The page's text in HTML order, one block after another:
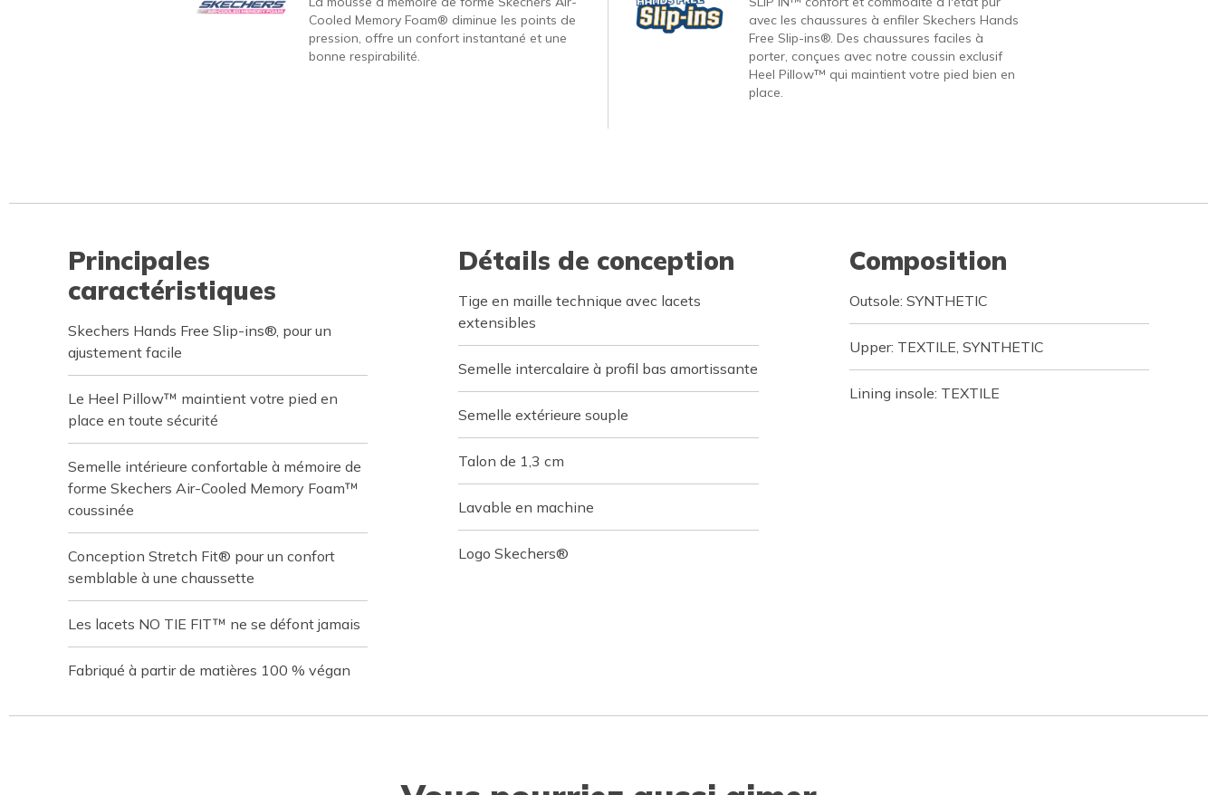
Cooled Memory Foam® diminue les points de
pression, offre un confort instantané et une
bonne respirabilité.
avec les chaussures à enfiler Skechers Hands
Free Slip-ins®. Des chaussures faciles à
porter, conçues avec notre coussin exclusif
Heel Pillow™ qui maintient votre pied bien en
place.
Principales
caractéristiques
Skechers Hands Free Slip-ins®, pour un
ajustement facile
Le Heel Pillow™ maintient votre pied en
place en toute sécurité
Semelle intérieure confortable à mémoire de
forme Skechers Air-Cooled Memory Foam™
coussinée
Conception Stretch Fit® pour un confort
semblable à une chaussette
Les lacets NO TIE FIT™ ne se défont jamais
Fabriqué à partir de matières 100 % végan
Détails de conception
Tige en maille technique avec lacets
extensibles
Semelle intercalaire à profil bas amortissante
Semelle extérieure souple
Talon de 1,3 cm
Lavable en machine
Logo Skechers®
Composition
Outsole: SYNTHETIC
Upper: TEXTILE, SYNTHETIC
Lining insole: TEXTILE